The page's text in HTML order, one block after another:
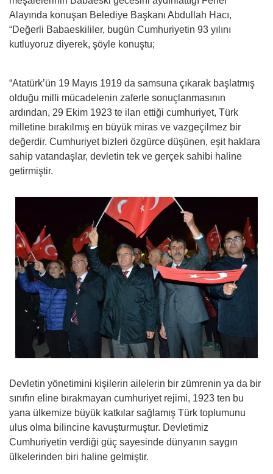
Alayında konuşan Belediye Başkanı Abdullah Hacı,
“Değerli Babaeskililer, bugün Cumhuriyetin 93 yılını
kutluyoruz diyerek, şöyle konuştu;
“Atatürk’ün 19 Mayıs 1919 da samsuna çıkarak başlatmış
olduğu milli mücadelenin zaferle sonuçlanmasının
ardından, 29 Ekim 1923 te ilan ettiği cumhuriyet, Türk
milletine bırakılmış en büyük miras ve vazgeçilmez bir
değerdir. Cumhuriyet bizleri özgürce düşünen, eşit haklara
sahip vatandaşlar, devletin tek ve gerçek sahibi haline
getirmiştir.
Devletin yönetimini kişilerin ailelerin bir zümrenin ya da bir
sınıfın eline bırakmayan cumhuriyet rejimi, 1923 ten bu
yana ülkemize büyük katkılar sağlamış Türk toplumunu
ulus olma bilincine kavuşturmuştur. Devletimiz
Cumhuriyetin verdiği güç sayesinde dünyanın saygın
ülkelerinden biri haline gelmiştir.